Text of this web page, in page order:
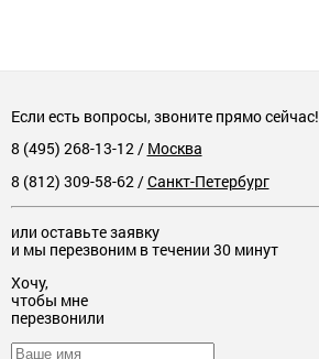
Если есть вопросы, звоните прямо сейчас!
8 (495) 268-13-12 / Москва
8 (812) 309-58-62 /Санкт-Петербург
или оставьте заявку
и мы перезвоним в течении 30 минут
Хочу,
чтобы мне
перезвонили